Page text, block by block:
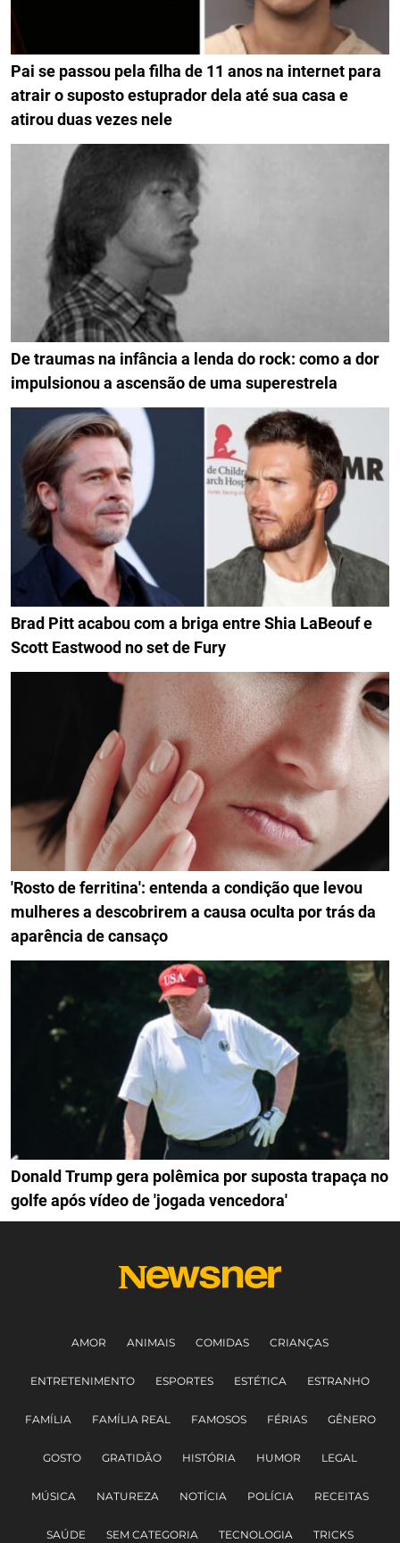
Pai se passou pela filha de 11 anos na internet para
atrair o suposto estuprador dela até sua casa e
atirou duas vezes nele
De traumas na infância a lenda do rock: como a dor
impulsionou a ascensão de uma superestrela
Brad Pitt acabou com a briga entre Shia LaBeouf e
Scott Eastwood no set de Fury
'Rosto de ferritina': entenda a condição que levou
mulheres a descobrirem a causa oculta por trás da
aparência de cansaço
Donald Trump gera polêmica por suposta trapaça no
golfe após vídeo de 'jogada vencedora'
AMOR ANIMAIS COMIDAS CRIANÇAS
ENTRETENIMENTO ESPORTES ESTÉTICA ESTRANHO
FAMÍLIA FAMÍLIA REAL FAMOSOS FÉRIAS GÊNERO
GOSTO GRATIDÃO HISTÓRIA HUMOR LEGAL
MÚSICA NATUREZA NOTÍCIA POLÍCIA RECEITAS
SAÚDE SEM CATEGORIA TECNOLOGIA TRICKS